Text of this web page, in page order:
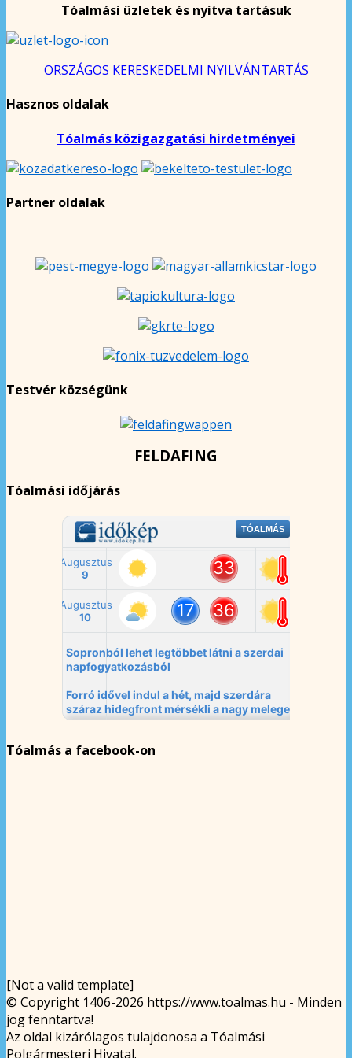
Tóalmási üzletek és nyitva tartásuk
ORSZÁGOS KERESKEDELMI NYILVÁNTARTÁS
Hasznos oldalak
Tóalmás közigazgatási hirdetményei
Partner oldalak
Testvér községünk
FELDAFING
Tóalmási időjárás
Tóalmás a facebook-on
[Not a valid template]
© Copyright 1406-2026 https://www.toalmas.hu - Minden
jog fenntartva!
Az oldal kizárólagos tulajdonosa a Tóalmási
Polgármesteri Hivatal.